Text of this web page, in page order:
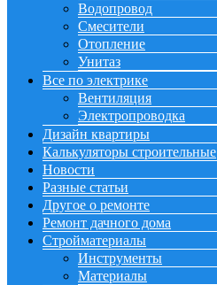
Водопровод
Смесители
Отопление
Унитаз
Все по электрике
Вентиляция
Электропроводка
Дизайн квартиры
Калькуляторы строительные
Новости
Разные статьи
Другое о ремонте
Ремонт дачного дома
Стройматериалы
Инструменты
Материалы